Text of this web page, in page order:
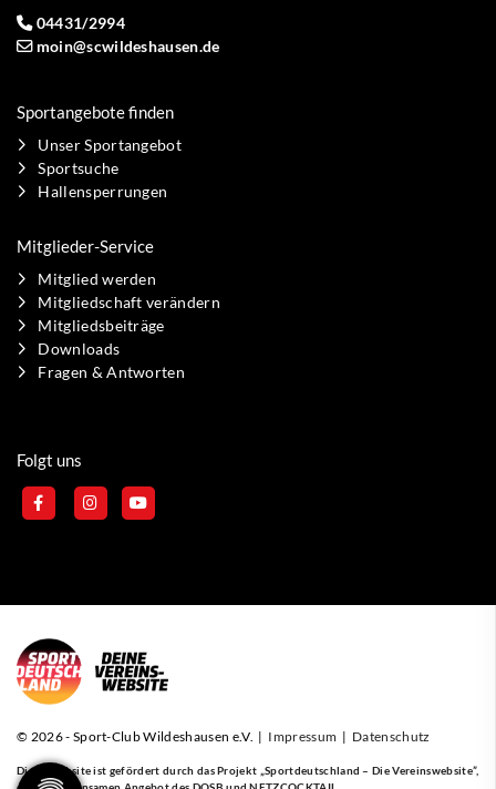
04431/2994
moin@scwildeshausen.de
Sportangebote finden
Unser Sportangebot
Sportsuche
Hallensperrungen
Mitglieder-Service
Mitglied werden
Mitgliedschaft verändern
Mitgliedsbeiträge
Downloads
Fragen & Antworten
Folgt uns
© 2026 - Sport-Club Wildeshausen e.V. | Impressum Datenschutz
Diese Website ist gefördert durch das Projekt „Sportdeutschland – Die Vereinswebsite”,